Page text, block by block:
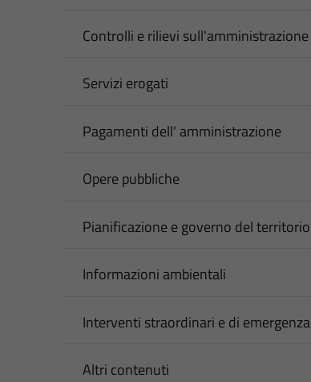
Controlli e rilievi sull'amministrazione
Servizi erogati
Pagamenti dell' amministrazione
Opere pubbliche
Pianificazione e governo del territorio
Informazioni ambientali
Interventi straordinari e di emergenza
Altri contenuti